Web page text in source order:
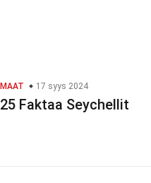
MAAT 17 syys 2024
25 Faktaa Seychellit